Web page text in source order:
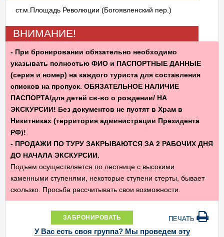
ст.м.Площадь Революции (Богоявленский пер.)
ВНИМАНИЕ!
- При бронировании обязательно необходимо
указывать полностью ФИО и ПАСПОРТНЫЕ ДАННЫЕ
(серия и номер) на каждого туриста для составления
списков на пропуск. ОБЯЗАТЕЛЬНОЕ НАЛИЧИЕ
ПАСПОРТА/для детей св-во о рождении/ НА
ЭКСКУРСИИ! Без документов не пустят в Храм в
Никитниках (территория администрации Президента
РФ)!
- ПРОДАЖИ ПО ТУРУ ЗАКРЫВАЮТСЯ ЗА 2 РАБОЧИХ ДНЯ
ДО НАЧАЛА ЭКСКУРСИИ.
Подъем осуществляется по лестнице с высокими
каменными ступенями, некоторые ступени стерты, бывает
скользко. Просьба рассчитывать свои возможности.
ЗАБРОНИРОВАТЬ ПЕЧАТЬ
У Вас есть своя группа? Мы проведем эту